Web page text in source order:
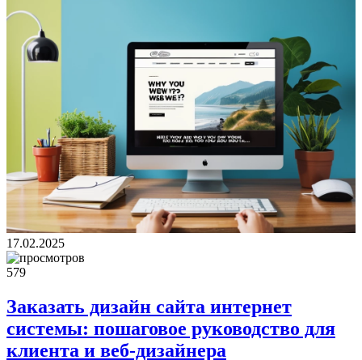
17.02.2025
579
Заказать дизайн сайта интернет
системы: пошаговое руководство для
клиента и веб-дизайнера